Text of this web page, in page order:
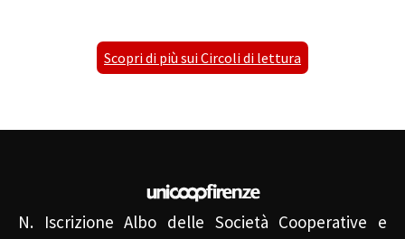
Scopri di più sui Circoli di lettura
N. Iscrizione Albo delle Società Cooperative e